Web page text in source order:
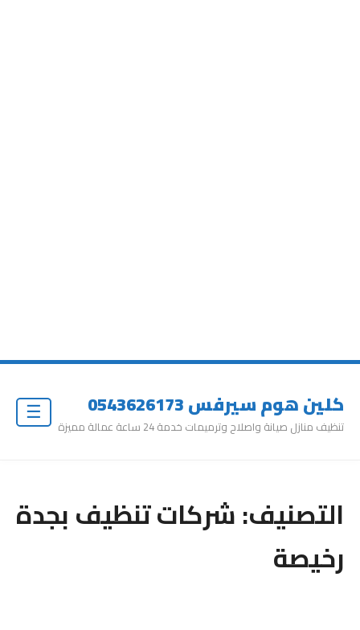
كلين هوم سيرفس 0543626173
تنظيف منازل صيانة واصلاح وترميمات خدمة 24 ساعة عمالة مميزة
التصنيف:شركات تنظيف بجدة
رخيصة